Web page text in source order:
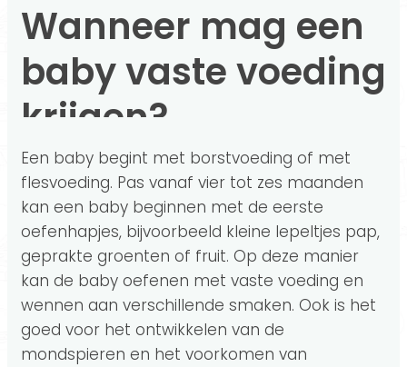
Wanneer mag een
baby vaste voeding
krijgen?
Een baby begint met borstvoeding of met
flesvoeding. Pas vanaf vier tot zes maanden
kan een baby beginnen met de eerste
oefenhapjes, bijvoorbeeld kleine lepeltjes pap,
geprakte groenten of fruit. Op deze manier
kan de baby oefenen met vaste voeding en
wennen aan verschillende smaken. Ook is het
goed voor het ontwikkelen van de
mondspieren en het voorkomen van